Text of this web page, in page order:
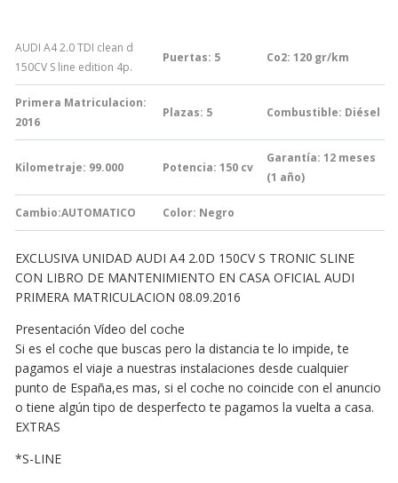
AUDI A4 2.0 TDI clean d
150CV S line edition 4p.
Puertas: 5 Co2: 120 gr/km
Primera Matriculacion:
2016
Plazas: 5 Combustible: Diésel
Kilometraje: 99.000 Potencia: 150 cv
Garantía: 12 meses
(1 año)
Cambio:AUTOMATICO Color: Negro
EXCLUSIVA UNIDAD AUDI A4 2.0D 150CV S TRONIC SLINE
CON LIBRO DE MANTENIMIENTO EN CASA OFICIAL AUDI
PRIMERA MATRICULACION 08.09.2016
Presentación Vídeo del coche
Si es el coche que buscas pero la distancia te lo impide, te
pagamos el viaje a nuestras instalaciones desde cualquier
punto de España,es mas, si el coche no coincide con el anuncio
o tiene algún tipo de desperfecto te pagamos la vuelta a casa.
EXTRAS
*S-LINE